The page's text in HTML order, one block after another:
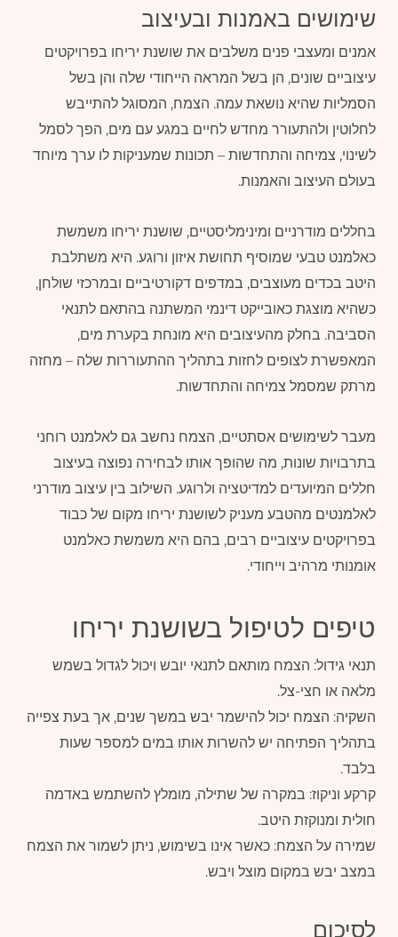
שימושים באמנות ובעיצוב
אמנים ומעצבי פנים משלבים את שושנת יריחו בפרויקטים
עיצוביים שונים, הן בשל המראה הייחודי שלה והן בשל
הסמליות שהיא נושאת עמה. הצמח, המסוגל להתייבש
לחלוטין ולהתעורר מחדש לחיים במגע עם מים, הפך לסמל
לשינוי, צמיחה והתחדשות – תכונות שמעניקות לו ערך מיוחד
בעולם העיצוב והאמנות.
בחללים מודרניים ומינימליסטיים, שושנת יריחו משמשת
כאלמנט טבעי שמוסיף תחושת איזון ורוגע. היא משתלבת
היטב בכדים מעוצבים, במדפים דקורטיביים ובמרכזי שולחן,
כשהיא מוצגת כאובייקט דינמי המשתנה בהתאם לתנאי
הסביבה. בחלק מהעיצובים היא מונחת בקערת מים,
המאפשרת לצופים לחזות בתהליך ההתעוררות שלה – מחזה
מרתק שמסמל צמיחה והתחדשות.
מעבר לשימושים אסתטיים, הצמח נחשב גם לאלמנט רוחני
בתרבויות שונות, מה שהופך אותו לבחירה נפוצה בעיצוב
חללים המיועדים למדיטציה ולרוגע. השילוב בין עיצוב מודרני
לאלמנטים מהטבע מעניק לשושנת יריחו מקום של כבוד
בפרויקטים עיצוביים רבים, בהם היא משמשת כאלמנט
אומנותי מרהיב וייחודי.
טיפים לטיפול בשושנת יריחו
תנאי גידול: הצמח מותאם לתנאי יובש ויכול לגדול בשמש
מלאה או חצי-צל.
השקיה: הצמח יכול להישמר יבש במשך שנים, אך בעת צפייה
בתהליך הפתיחה יש להשרות אותו במים למספר שעות
בלבד.
קרקע וניקוז: במקרה של שתילה, מומלץ להשתמש באדמה
חולית ומנוקזת היטב.
שמירה על הצמח: כאשר אינו בשימוש, ניתן לשמור את הצמח
במצב יבש במקום מוצל ויבש.
לסיכום